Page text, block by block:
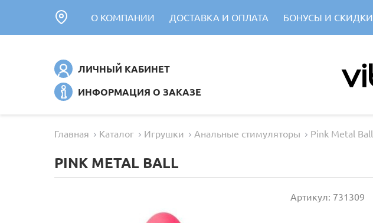
О КОМПАНИИ ДОСТАВКА И ОПЛАТА БОНУСЫ И СКИДКИ
ЛИЧНЫЙ КАБИНЕТ
ИНФОРМАЦИЯ О ЗАКАЗЕ
Главная Каталог Игрушки Анальные стимуляторы Pink Metal Ball
PINK METAL BALL
Артикул: 731309